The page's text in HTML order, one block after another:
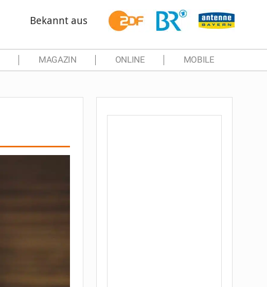
Bekannt aus
MAGAZIN ONLINE MOBILE